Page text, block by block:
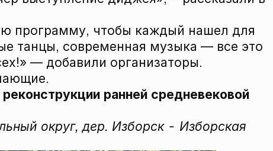
программу, чтобы каждый нашел для
танцы, современная музыка — все это
— добавили организаторы.
ранней средневековой
округ, дер. Изборск - Изборская